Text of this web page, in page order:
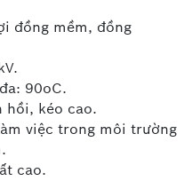
đồng mềm, đồng
90oC.
hồi, kéo cao.
việc trong môi trường
cao.